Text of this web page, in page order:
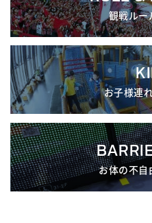
観戦ルー
お子様連
お体の不自